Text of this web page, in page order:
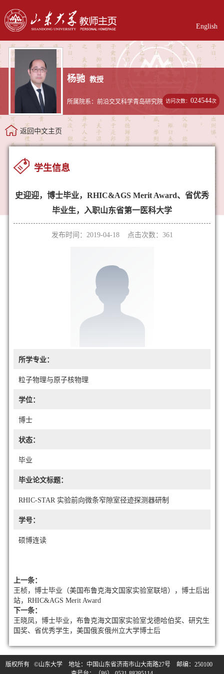
English
杨驰 教授
所属院系：前沿交叉科学青岛研究院 访问次数：024544次
返回中文主页
学生信息
史迎迎，博士毕业，RHIC&AGS Merit Award、省优秀
毕业生，入职山东省第一医科大学
发布时间：2019-04-18 点击次数： 361
所学专业：
粒子物理与原子核物理
学位：
博士
状态：
毕业
毕业论文标题：
RHIC-STAR 实验前向微条窄隙室径迹探测器研制
学号：
硕博连读
上一条：
王桢，博士毕业（美国布鲁克海文国家实验室联培），博士后出
站，RHIC&AGS Merit Award
下一条：
王晓凤，博士毕业，布鲁克海文国家实验室戈德哈伯奖、研究生
国奖、省优秀学生，美国俄亥俄州立大学博士后
版权所有 ©山东大学 地址：中国山东省济南市山大南路27号 邮编：250100